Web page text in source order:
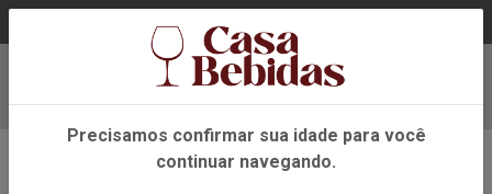
Baixe já nosso APP
Precisamos confirmar sua idade para você
continuar navegando.